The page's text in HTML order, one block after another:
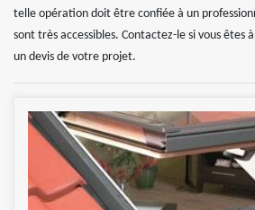
telle opération doit être confiée à un
sont très accessibles. Contactez-le si vous êtes
un devis de votre projet.